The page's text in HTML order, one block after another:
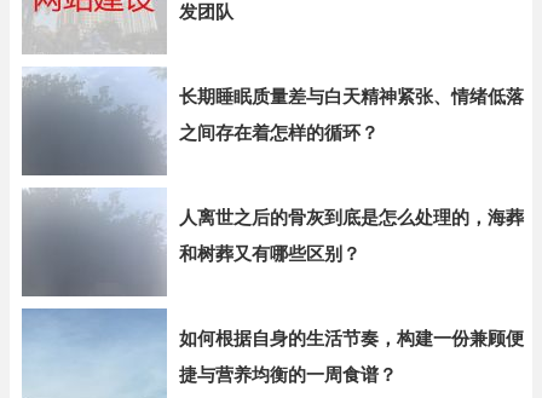
发团队
长期睡眠质量差与白天精神紧张、情绪低落
之间存在着怎样的循环？
人离世之后的骨灰到底是怎么处理的，海葬
和树葬又有哪些区别？
如何根据自身的生活节奏，构建一份兼顾便
捷与营养均衡的一周食谱？